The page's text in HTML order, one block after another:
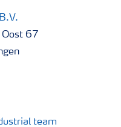
Oost 67
team